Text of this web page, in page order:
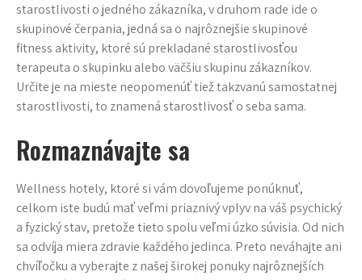
starostlivosti o jedného zákazníka, v druhom rade ide o
skupinové čerpania, jedná sa o najrôznejšie skupinové
fitness aktivity, ktoré sú prekladané starostlivosťou
terapeuta o skupinku alebo väčšiu skupinu zákazníkov.
Určite je na mieste neopomenúť tiež takzvanú samostatnej
starostlivosti, to znamená starostlivosť o seba sama.
Rozmaznávajte sa
Wellness hotely, ktoré si vám dovoľujeme ponúknuť,
celkom iste budú mať veľmi priaznivý vplyv na váš psychický
a fyzický stav, pretože tieto spolu veľmi úzko súvisia. Od nich
sa odvíja miera zdravie každého jedinca. Preto neváhajte ani
chvíľočku a vyberajte z našej širokej ponuky najrôznejších